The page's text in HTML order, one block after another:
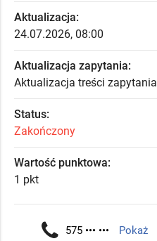
Aktualizacja:
24.07.2026, 08:00
Aktualizacja zapytania:
Aktualizacja treści zapytania
Status:
Zakończony
Wartość punktowa:
1 pkt
575 ••• ••• Pokaż